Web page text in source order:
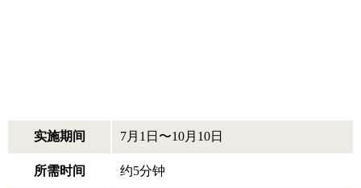
实施期间 7月1日〜10月10日
所需时间 约5分钟